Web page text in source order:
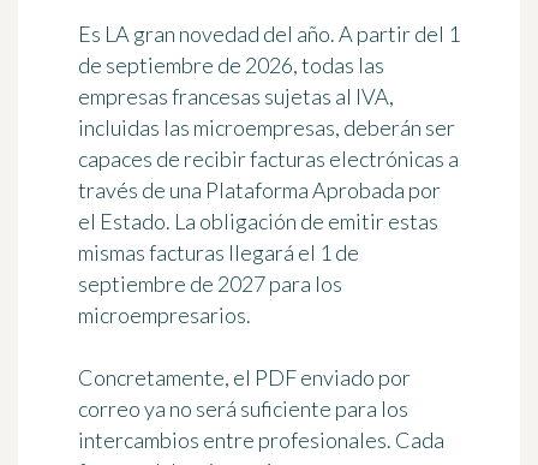
Es LA gran novedad del año. A partir del 1
de septiembre de 2026, todas las
empresas francesas sujetas al IVA,
incluidas las microempresas, deberán ser
capaces de recibirfacturas electrónicas a
través de una Plataforma Aprobada por
el Estado. La obligación de emitir estas
mismas facturas llegará el 1 de
septiembre de 2027 para los
microempresarios.
Concretamente, el PDF enviado por
correo ya no será suficiente para los
intercambios entre profesionales. Cada